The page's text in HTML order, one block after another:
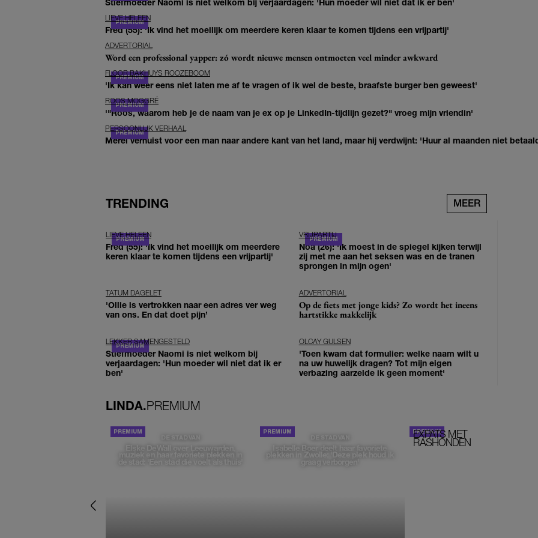
Stiefmoeder Naomi is niet welkom bij verjaardagen: 'Hun moeder wil niet dat ik er ben'
LIEVE HELEEN
Fred (55): 'Ik vind het moeilijk om meerdere keren klaar te komen tijdens een vrijpartij'
ADVERTORIAL
Word een professional yapper: zó wordt nieuwe mensen ontmoeten veel minder awkward
FLOOR BAKHUYS ROOZEBOOM
'Ik kan weer eens niet laten me af te vragen of ik wel de beste, braafste burger ben geweest'
ROOS MOGGRÉ
'"Roos, waarom heb je de naam van je ex op je LinkedIn-tijdlijn gezet?" vroeg mijn vriendin'
PERSOONLIJK VERHAAL
Merel verhuist voor een man naar andere kant van het land, maar hij verdwijnt: 'Huur al maanden niet
TRENDING MEER
LIEVE HELEEN
Fred (55): 'Ik vind het moeilijk om meerdere
keren klaar te komen tijdens een vrijpartij'
VRIJPARTIJ
Noa (26): 'Ik moest in de spiegel kijken terwijl
zij met me aan het seksen was en de tranen
sprongen in mijn ogen'
TATUM DAGELET
'Ollie is vertrokken naar een adres ver weg
van ons. En dat doet pijn’
ADVERTORIAL
Op de fiets met jonge kids? Zo wordt het ineens
hartstikke makkelijk
LEKKER SAMENGESTELD
Stiefmoeder Naomi is niet welkom bij
verjaardagen: 'Hun moeder wil niet dat ik er
ben'
OLCAY GULSEN
'Toen kwam dat formulier: welke naam wilt u
na uw huwelijk dragen? Tot mijn eigen
verbazing aarzelde ik geen moment'
LINDA.PREMIUM
DE STAD VAN
Elske DeWall over Leeuwarden,
muziek en haar favoriete plekken in
de stad: 'Een stad die voelt als thuis'
DE STAD VAN
Isabelle Boer deelt haar favoriete
plekken in Zwolle: 'Deze plek houd ik
graag verborgen'
EXPATS MET
RASHONDEN